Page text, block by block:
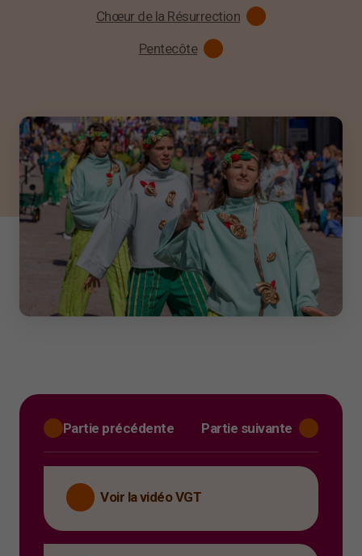
Chœur de la Résurrection
Pentecôte
Partie précédente Partie suivante
Voir la vidéo VGT